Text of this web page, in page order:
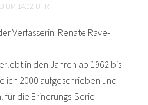
UM 14:02 UHR
Verfasserin: Renate Rave-
in den Jahren ab 1962 bis
ich 2000 aufgeschrieben und
für die Erinerungs-Serie